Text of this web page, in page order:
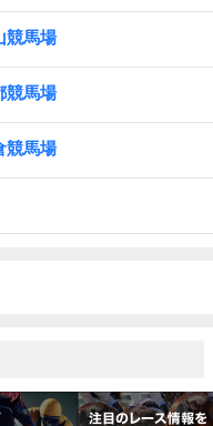
競馬場
競馬場
競馬場